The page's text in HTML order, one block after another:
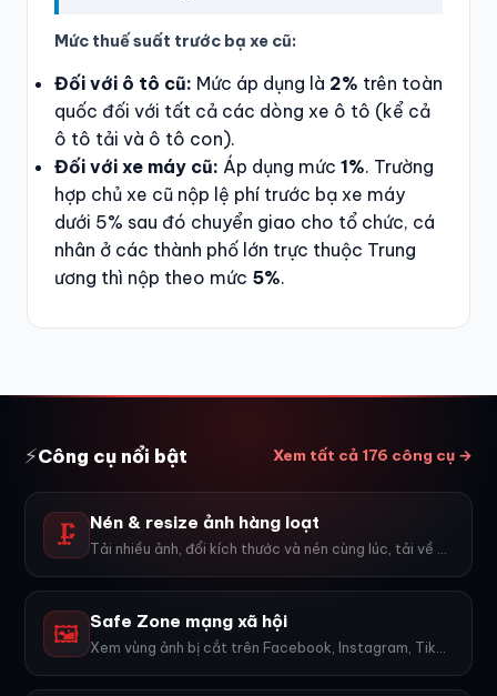
Mức thuế suất trước bạ xe cũ:
Đối với ô tô cũ: Mức áp dụng là 2% trên toàn
quốc đối với tất cả các dòng xe ô tô (kể cả
ô tô tải và ô tô con).
Đối với xe máy cũ: Áp dụng mức 1%. Trường
hợp chủ xe cũ nộp lệ phí trước bạ xe máy
dưới 5% sau đó chuyển giao cho tổ chức, cá
nhân ở các thành phố lớn trực thuộc Trung
ương thì nộp theo mức 5%.
⚡Công cụ nổi bật Xem tất cả 176 công cụ →
🗜️ Nén & resize ảnh hàng loạt
Tải nhiều ảnh, đổi kích thước và nén cùng lúc, tải về ZIP.
🖼️ Safe Zone mạng xã hội
Xem vùng ảnh bị cắt trên Facebook, Instagram, TikTok, YouTube...